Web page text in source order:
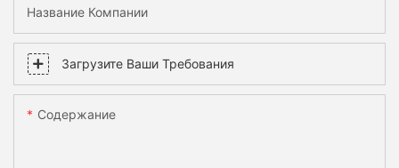
Название Компании
Загрузите Ваши Требования
Содержание